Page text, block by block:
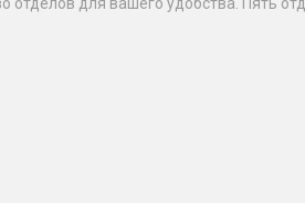
для вашего удобства. Пять